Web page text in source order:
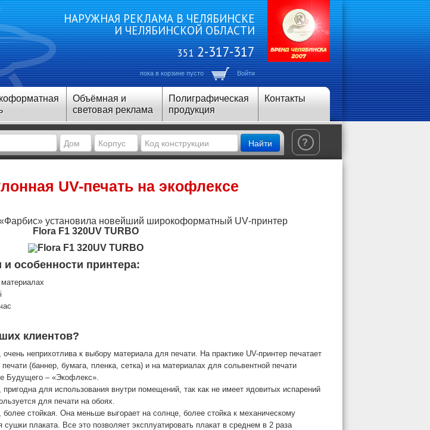
НАРУЖНАЯ РЕКЛАМА В ЧЕЛЯБИНСКЕ
И ЧЕЛЯБИНСКОЙ ОБЛАСТИ
3512-317-317
пока в корзине пусто Войти
Объёмная и
световая реклама
Полиграфическая
продукция
Контакты
Найти ?
UV-печать на экофлексе
установила новейший широкоформатный UV-принтер
Flora F1 320UV TURBO
и особенности принтера:
клиентов?
неприхотлива к выбору материала для печати. На практике UV-принтер печатает
(баннер, бумага, пленка, сетка) и на материалах для сольвентной печати
Будущего – «Экофлекс».
пригодна для использования внутри помещений, так как не имеет ядовитых испарений
для печати на обоях.
более стойкая. Она меньше выгорает на солнце, более стойка к механическому
плаката. Все это позволяет эксплуатировать плакат в среднем в 2 раза